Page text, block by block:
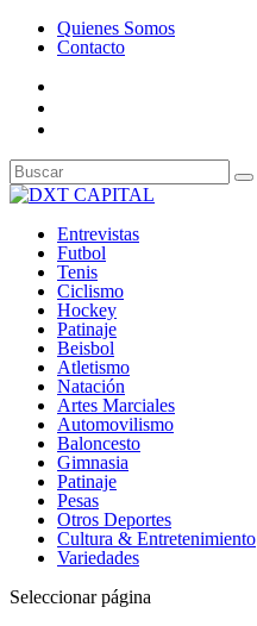
Quienes Somos
Contacto
Entrevistas
Futbol
Tenis
Ciclismo
Hockey
Patinaje
Beisbol
Atletismo
Natación
Artes Marciales
Automovilismo
Baloncesto
Gimnasia
Patinaje
Pesas
Otros Deportes
Cultura & Entretenimiento
Variedades
Seleccionar página